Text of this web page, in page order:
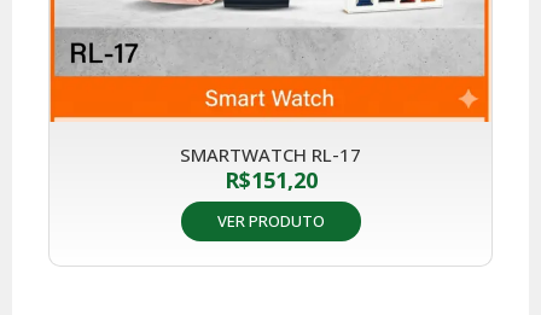
SMARTWATCH RL-17
R$151,20
VER PRODUTO